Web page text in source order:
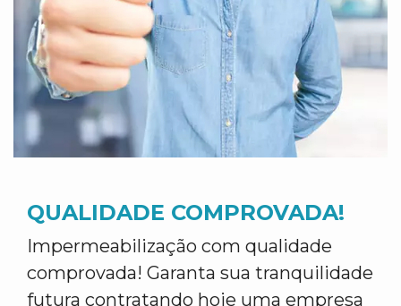
QUALIDADE COMPROVADA!
Impermeabilização com qualidade
comprovada! Garanta sua tranquilidade
futura contratando hoje uma empresa